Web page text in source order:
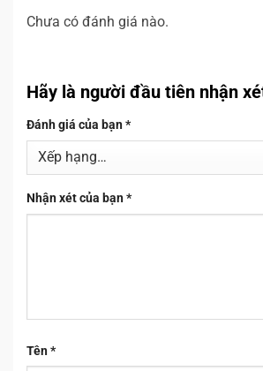
Chưa có đánh giá nào.
Hãy là người đầu tiên nhận
Đánh giá của bạn*
Nhận xét của bạn*
Tên*